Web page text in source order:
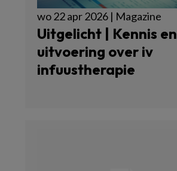
wo 22 apr 2026 | Magazine
Uitgelicht | Kennis en
uitvoering over iv
infuustherapie